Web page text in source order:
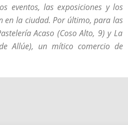
eventos, las exposiciones y los
en la ciudad. Por último, para las
Acaso (Coso Alto, 9) y La
Allúe), un mítico comercio de